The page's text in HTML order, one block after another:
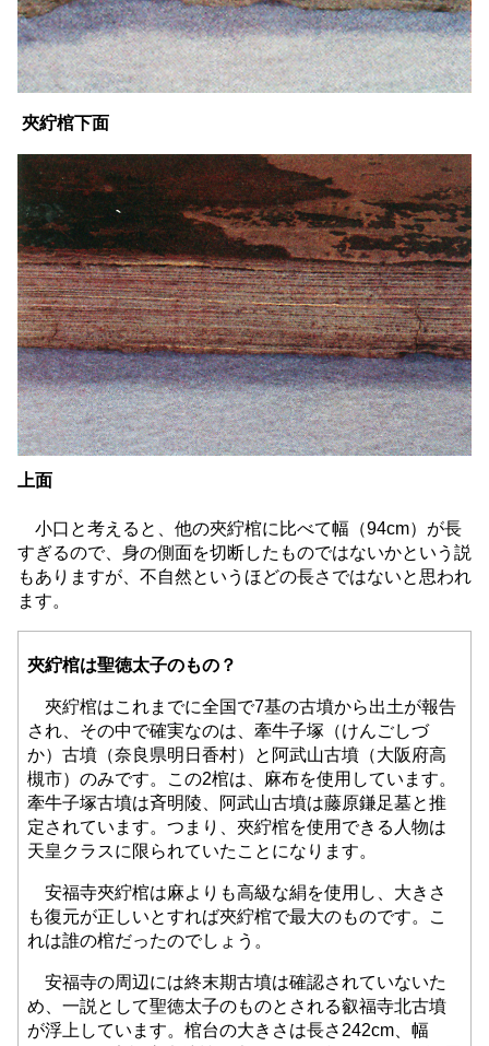
夾紵棺下面
上面
小口と考えると、他の夾紵棺に比べて幅（94cm）が長
すぎるので、身の側面を切断したものではないかという説
もありますが、不自然というほどの長さではないと思われ
ます。
夾紵棺は聖徳太子のもの？
夾紵棺はこれまでに全国で7基の古墳から出土が報告
され、その中で確実なのは、牽牛子塚（けんごしづ
か）古墳（奈良県明日香村）と阿武山古墳（大阪府高
槻市）のみです。この2棺は、麻布を使用しています。
牽牛子塚古墳は斉明陵、阿武山古墳は藤原鎌足墓と推
定されています。つまり、夾紵棺を使用できる人物は
天皇クラスに限られていたことになります。
安福寺夾紵棺は麻よりも高級な絹を使用し、大きさ
も復元が正しいとすれば夾紵棺で最大のものです。こ
れは誰の棺だったのでしょう。
安福寺の周辺には終末期古墳は確認されていないた
め、一説として聖徳太子のものとされる叡福寺北古墳
が浮上しています。棺台の大きさは長さ242cm、幅